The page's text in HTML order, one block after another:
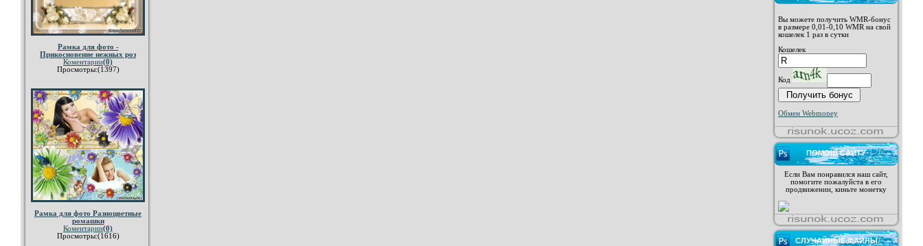
Рамка для фото -
Прикосновение нежных роз
Коментарии(0)
Просмотры:(1397)
Рамка для фото Разноцветные
ромашки
Коментарии(0)
Просмотры:(1616)
Вы можете получить WMR-бонус
в размере 0,01-0,10 WMR на свой
кошелек 1 раз в сутки
Кошелек
Код
Обмен Webmoney
ПОМОЩ САЙТУ
Если Вам понравился наш сайт,
помогите пожалуйста в его
продвижении, киньте монетку
СЛУЧАЙНЫЕ ФАЙЛЫ